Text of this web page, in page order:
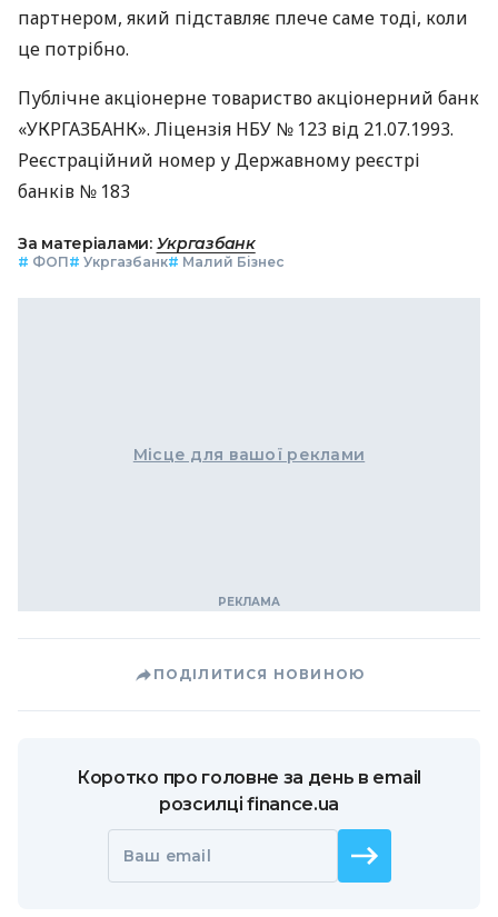
партнером, який підставляє плече саме тоді, коли
це потрібно.
Публічне акціонерне товариство акціонерний банк
«УКРГАЗБАНК». Ліцензія НБУ № 123 від 21.07.1993.
Реєстраційний номер у Державному реєстрі
банків № 183
За матеріалами: Укргазбанк
# ФОП# Укргазбанк# Малий Бізнес
Місце для вашої реклами
ПОДІЛИТИСЯ НОВИНОЮ
Коротко про головне за день в email
розсилці finance.ua
Ваш email